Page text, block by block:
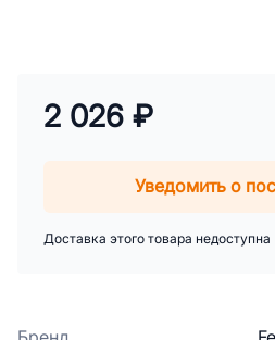
2 026 ₽
Уведомить о
Доставка этого товара недоступна